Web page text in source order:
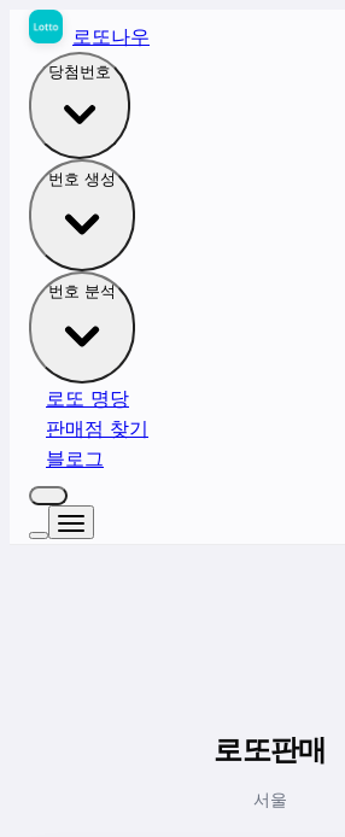
로또나우
당첨번호
번호 생성
번호 분석
로또 명당
판매점 찾기
블로그
로또판매
서울